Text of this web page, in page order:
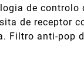
de
de receptor
Filtro anti-pop